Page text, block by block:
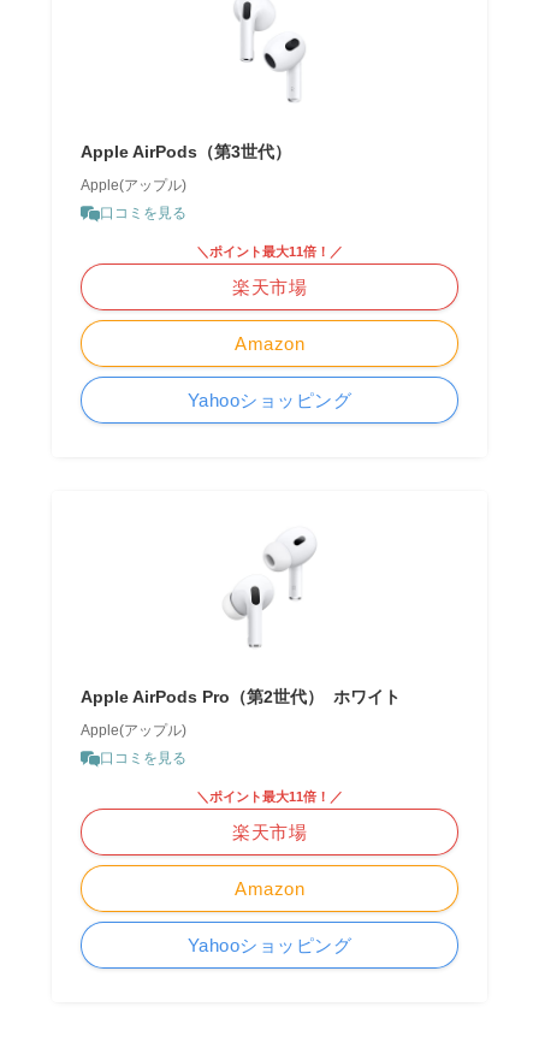
Apple AirPods（第3世代）
Apple(アップル)
口コミを見る
Amazon
＼ポイント最大11倍！／
楽天市場
Yahooショッピング
Apple AirPods Pro（第2世代） ​​​​​​​ ホワイト
Apple(アップル)
口コミを見る
Amazon
＼ポイント最大11倍！／
楽天市場
Yahooショッピング